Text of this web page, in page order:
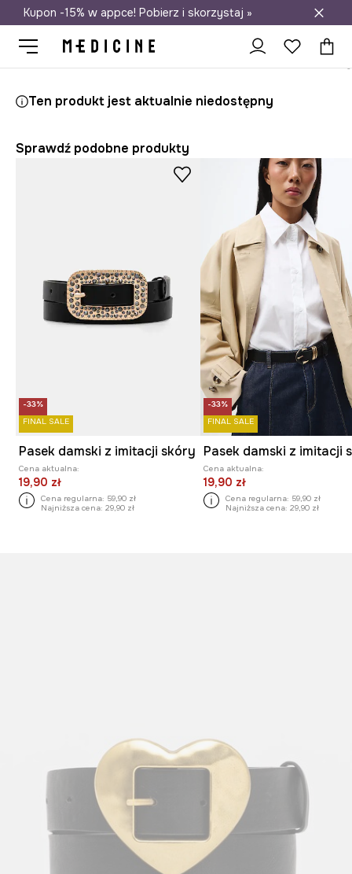
Darmowa dostawa do salonów
Kupon -15% w appce! Pobierz i skorzystaj »
Ten produkt jest aktualnie niedostępny
Sprawdź podobne produkty
-33%
FINAL SALE
Pasek damski z imitacji skóry
Cena aktualna:
19,90 zł
Cena regularna: 59,90 zł
Najniższa cena: 29,90 zł
-33%
FINAL SALE
Pasek damski z imitacji
Cena aktualna:
19,90 zł
Cena regularna: 59,90 zł
Najniższa cena: 29,90 zł